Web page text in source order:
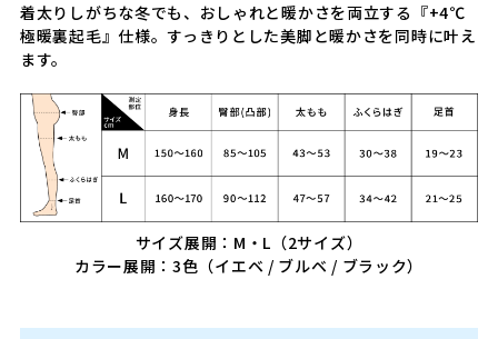
着太りしがちな冬でも、おしゃれと暖かさを両立する『+4℃
極暖裏起毛』仕様。すっきりとした美脚と暖かさを同時に叶え
ます。
サイズ展開：M・L（2サイズ）
カラー展開：3色（イエベ / ブルベ / ブラック）